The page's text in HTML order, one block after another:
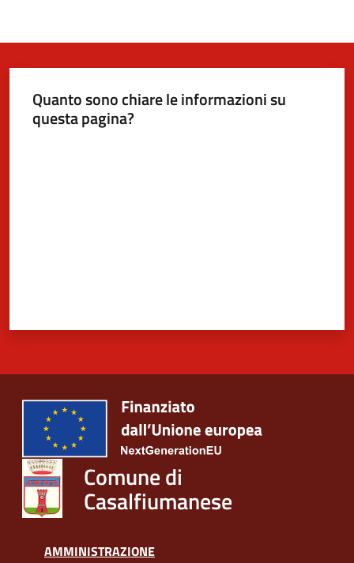
Quanto sono chiare le informazioni su
questa pagina?
Comune di
Casalfiumanese
AMMINISTRAZIONE